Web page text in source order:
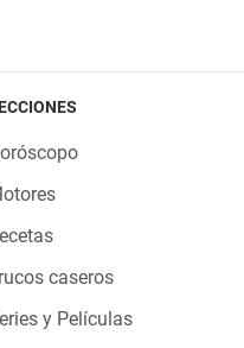
caseros
y Películas